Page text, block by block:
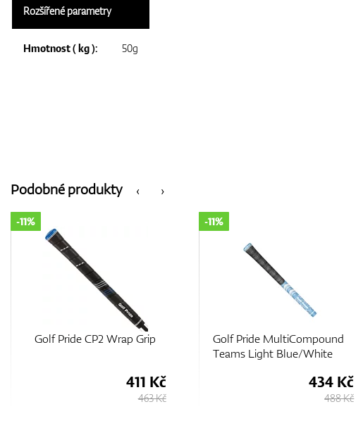
Rozšířené parametry
Hmotnost ( kg ): 50g
‹
Podobné produkty ›
Golf Pride MultiCompound
-11%
434 Kč
488 Kč
Golf Pride MultiCompound
Blue/Black Midsize
-11%
422 Kč
475 Kč